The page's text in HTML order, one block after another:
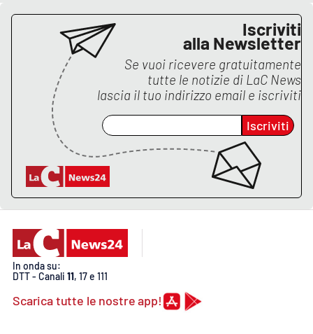
Laconair.it
Lacitymag.it
Lacapitalenews.it
Ilreggino.it
Cosenzachannel.it
Ilvibonese.it
Catanzarochannel.it
Iscriviti
alla Newsletter
Se vuoi ricevere gratuitamente
tutte le notizie di LaC News
lascia il tuo indirizzo email e iscriviti
Iscriviti
In onda su:
DTT - Canali 11, 17 e 111
Scarica tutte le nostre app!